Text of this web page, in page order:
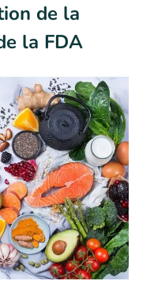
de la
la FDA